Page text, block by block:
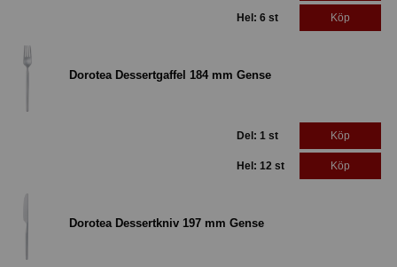
Hel: 6 st Köp
Dorotea Dessertgaffel 184 mm Gense
Del: 1 st Köp
Hel: 12 st Köp
Dorotea Dessertkniv 197 mm Gense